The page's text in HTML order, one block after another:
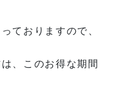
ておりますので、
、このお得な期間